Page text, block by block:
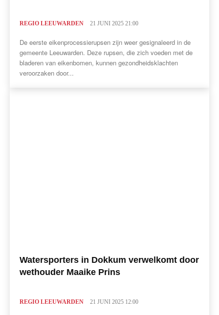
REGIO LEEUWARDEN 21 JUNI 2025 21:00
De eerste eikenprocessierupsen zijn weer gesignaleerd in de
gemeente Leeuwarden. Deze rupsen, die zich voeden met de
bladeren van eikenbomen, kunnen gezondheidsklachten
veroorzaken door...
Watersporters in Dokkum verwelkomt door
wethouder Maaike Prins
REGIO LEEUWARDEN 21 JUNI 2025 12:00